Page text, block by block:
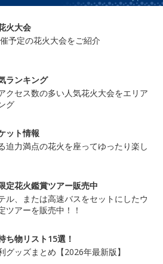
火大会
予定の花火大会をご紹介
ランキング
クセス数の多い人気花火大会をエリア
グ
ット情報
迫力満点の花火を座ってゆったり楽し
定花火鑑賞ツアー販売中
ル、または高速バスをセットにしたウ
ツアーを販売中！！
ち物リスト15選！
グッズまとめ【2026年最新版】